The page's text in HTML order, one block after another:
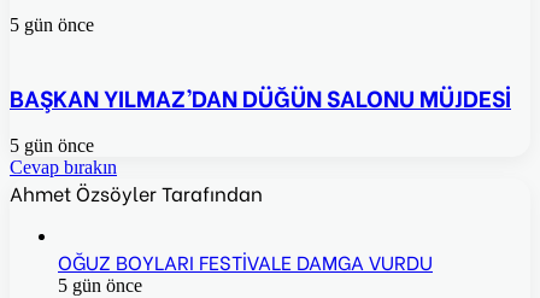
5 gün önce
BAŞKAN YILMAZ’DAN DÜĞÜN SALONU MÜJDESİ
5 gün önce
Cevap bırakın
Ahmet Özsöyler Tarafından
OĞUZ BOYLARI FESTİVALE DAMGA VURDU
5 gün önce